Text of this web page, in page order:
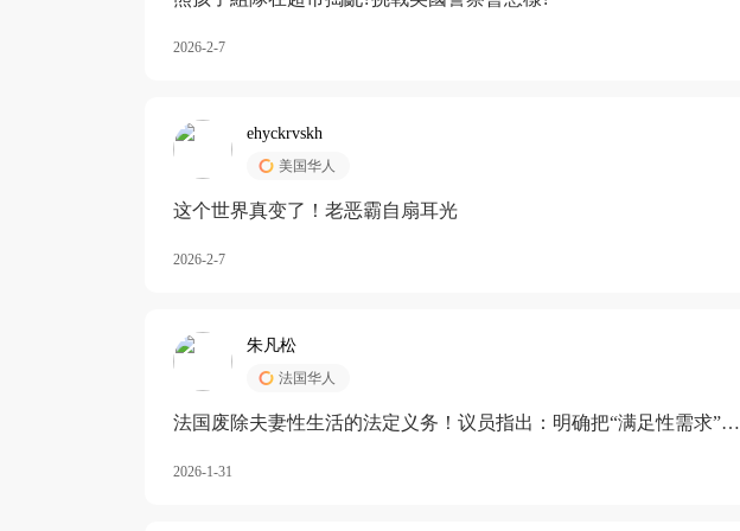
2026-2-7
ehyckrvskh
美国华人
这个世界真变了！老恶霸自扇耳光
2026-2-7
朱凡松
法国华人
法国废除夫妻性生活的法定义务！议员指出：明确把“满足性需求”排
2026-1-31